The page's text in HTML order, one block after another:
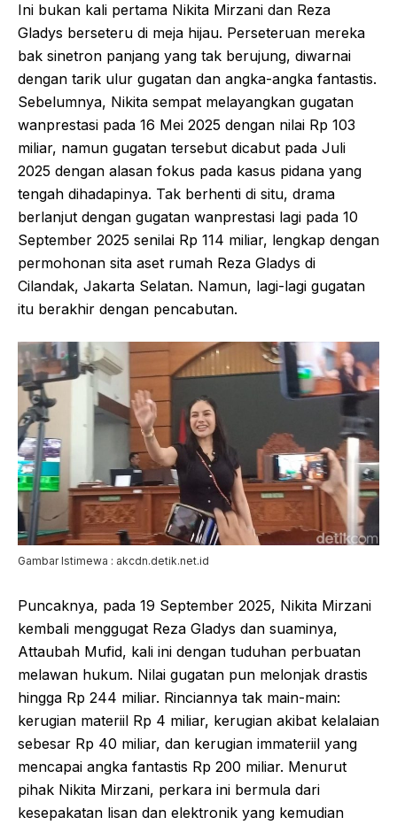
Ini bukan kali pertama Nikita Mirzani dan Reza
Gladys berseteru di meja hijau. Perseteruan mereka
bak sinetron panjang yang tak berujung, diwarnai
dengan tarik ulur gugatan dan angka-angka fantastis.
Sebelumnya, Nikita sempat melayangkan gugatan
wanprestasi pada 16 Mei 2025 dengan nilai Rp 103
miliar, namun gugatan tersebut dicabut pada Juli
2025 dengan alasan fokus pada kasus pidana yang
tengah dihadapinya. Tak berhenti di situ, drama
berlanjut dengan gugatan wanprestasi lagi pada 10
September 2025 senilai Rp 114 miliar, lengkap dengan
permohonan sita aset rumah Reza Gladys di
Cilandak, Jakarta Selatan. Namun, lagi-lagi gugatan
itu berakhir dengan pencabutan.
Gambar Istimewa : akcdn.detik.net.id
Puncaknya, pada 19 September 2025, Nikita Mirzani
kembali menggugat Reza Gladys dan suaminya,
Attaubah Mufid, kali ini dengan tuduhan perbuatan
melawan hukum. Nilai gugatan pun melonjak drastis
hingga Rp 244 miliar. Rinciannya tak main-main:
kerugian materiil Rp 4 miliar, kerugian akibat kelalaian
sebesar Rp 40 miliar, dan kerugian immateriil yang
mencapai angka fantastis Rp 200 miliar. Menurut
pihak Nikita Mirzani, perkara ini bermula dari
kesepakatan lisan dan elektronik yang kemudian